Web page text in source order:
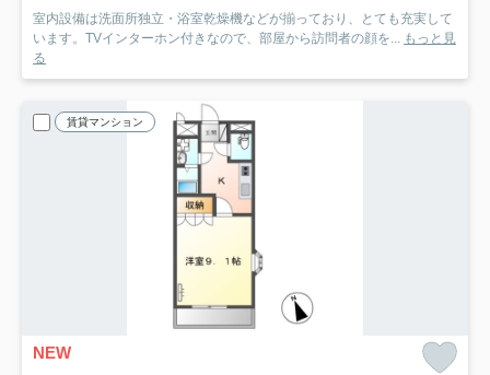
室内設備は洗面所独立・浴室乾燥機などが揃っており、とても充実して
います。TVインターホン付きなので、部屋から訪問者の顔を...
もっと見
る
賃貸マンション
NEW